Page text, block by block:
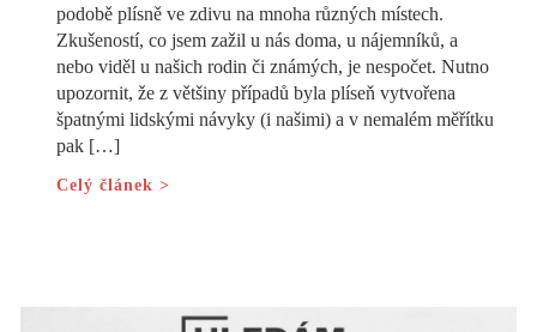
podobě plísně ve zdivu na mnoha různých místech.
Zkušeností, co jsem zažil u nás doma, u nájemníků, a
nebo viděl u našich rodin či známých, je nespočet. Nutno
upozornit, že z většiny případů byla plíseň vytvořena
špatnými lidskými návyky (i našimi) a v nemalém měřítku
pak […]
Celý článek >